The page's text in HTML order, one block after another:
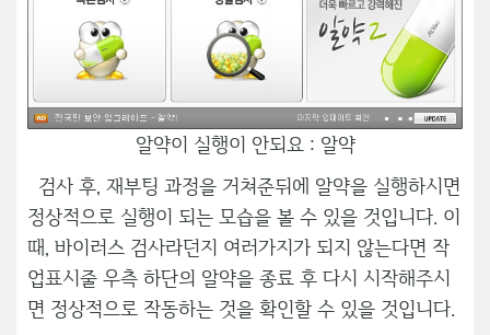
알약이 실행이 안되요 : 알약
검사 후, 재부팅 과정을 거쳐준뒤에 알약을 실행하시면
정상적으로 실행이 되는 모습을 볼 수 있을 것입니다. 이
때, 바이러스 검사라던지 여러가지가 되지 않는다면 작
업표시줄 우측 하단의 알약을 종료 후 다시 시작해주시
면 정상적으로 작동하는 것을 확인할 수 있을 것입니다.